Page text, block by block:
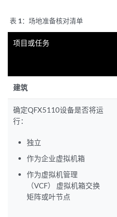
表 1： 场地准备核对清单
项目或任务
建筑
确定QFX5110设备是否将运
行：
独立
作为企业虚拟机箱
作为虚拟机管理
（VCF） 虚拟机箱交换
矩阵或叶节点